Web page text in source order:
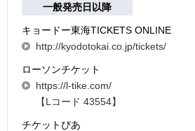
一般発売日以降
キョードー東海TICKETS ONLINE
http://kyodotokai.co.jp/tickets/
ローソンチケット
https://l-tike.com/
【Lコード 43554】
チケットぴあ